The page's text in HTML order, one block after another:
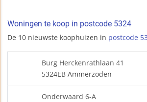
Woningen te koop in postcode 5324
De 10 nieuwste koophuizen in postcode
Burg Herckenrathlaan 41
5324EB Ammerzoden
Onderwaard 6-A